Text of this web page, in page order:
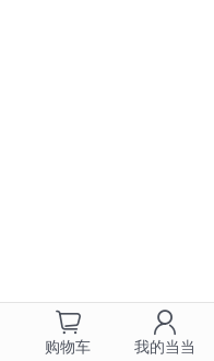
购物车 我的当当